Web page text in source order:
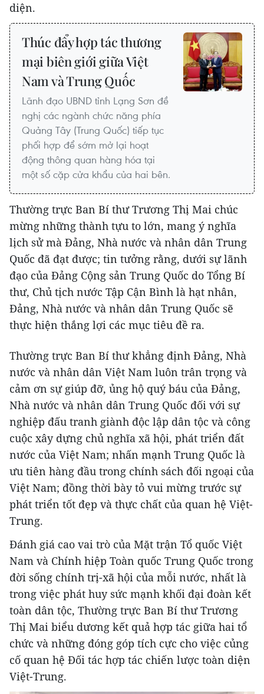
diện.
Thúc đẩy hợp tác thương
mại biên giới giữa Việt
Nam và Trung Quốc
Lãnh đạo UBND tỉnh Lạng Sơn đề
nghị các ngành chức năng phía
Quảng Tây (Trung Quốc) tiếp tục
phối hợp để sớm mở lại hoạt
động thông quan hàng hóa tại
một số cặp cửa khẩu của hai bên.
Thường trực Ban Bí thư Trương Thị Mai chúc
mừng những thành tựu to lớn, mang ý nghĩa
lịch sử mà Đảng, Nhà nước và nhân dân Trung
Quốc đã đạt được; tin tưởng rằng, dưới sự lãnh
đạo của Đảng Cộng sản Trung Quốc do Tổng Bí
thư, Chủ tịch nước Tập Cận Bình là hạt nhân,
Đảng, Nhà nước và nhân dân Trung Quốc sẽ
thực hiện thắng lợi các mục tiêu đề ra.
Thường trực Ban Bí thư khẳng định Đảng, Nhà
nước và nhân dân Việt Nam luôn trân trọng và
cảm ơn sự giúp đỡ, ủng hộ quý báu của Đảng,
Nhà nước và nhân dân Trung Quốc đối với sự
nghiệp đấu tranh giành độc lập dân tộc và công
cuộc xây dựng chủ nghĩa xã hội, phát triển đất
nước của Việt Nam; nhấn mạnh Trung Quốc là
ưu tiên hàng đầu trong chính sách đối ngoại của
Việt Nam; đồng thời bày tỏ vui mừng trước sự
phát triển tốt đẹp và thực chất của quan hệ Việt-
Trung.
Đánh giá cao vai trò của Mặt trận Tổ quốc Việt
Nam và Chính hiệp Toàn quốc Trung Quốc trong
đời sống chính trị-xã hội của mỗi nước, nhất là
trong việc phát huy sức mạnh khối đại đoàn kết
toàn dân tộc, Thường trực Ban Bí thư Trương
Thị Mai biểu dương kết quả hợp tác giữa hai tổ
chức và những đóng góp tích cực cho việc củng
cố quan hệ Đối tác hợp tác chiến lược toàn diện
Việt-Trung.